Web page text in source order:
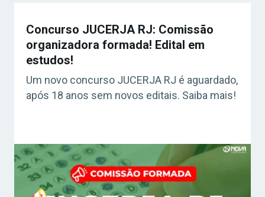
Concurso JUCERJA RJ: Comissão
organizadora formada! Edital em
estudos!
Um novo concurso JUCERJA RJ é aguardado,
após 18 anos sem novos editais. Saiba mais!